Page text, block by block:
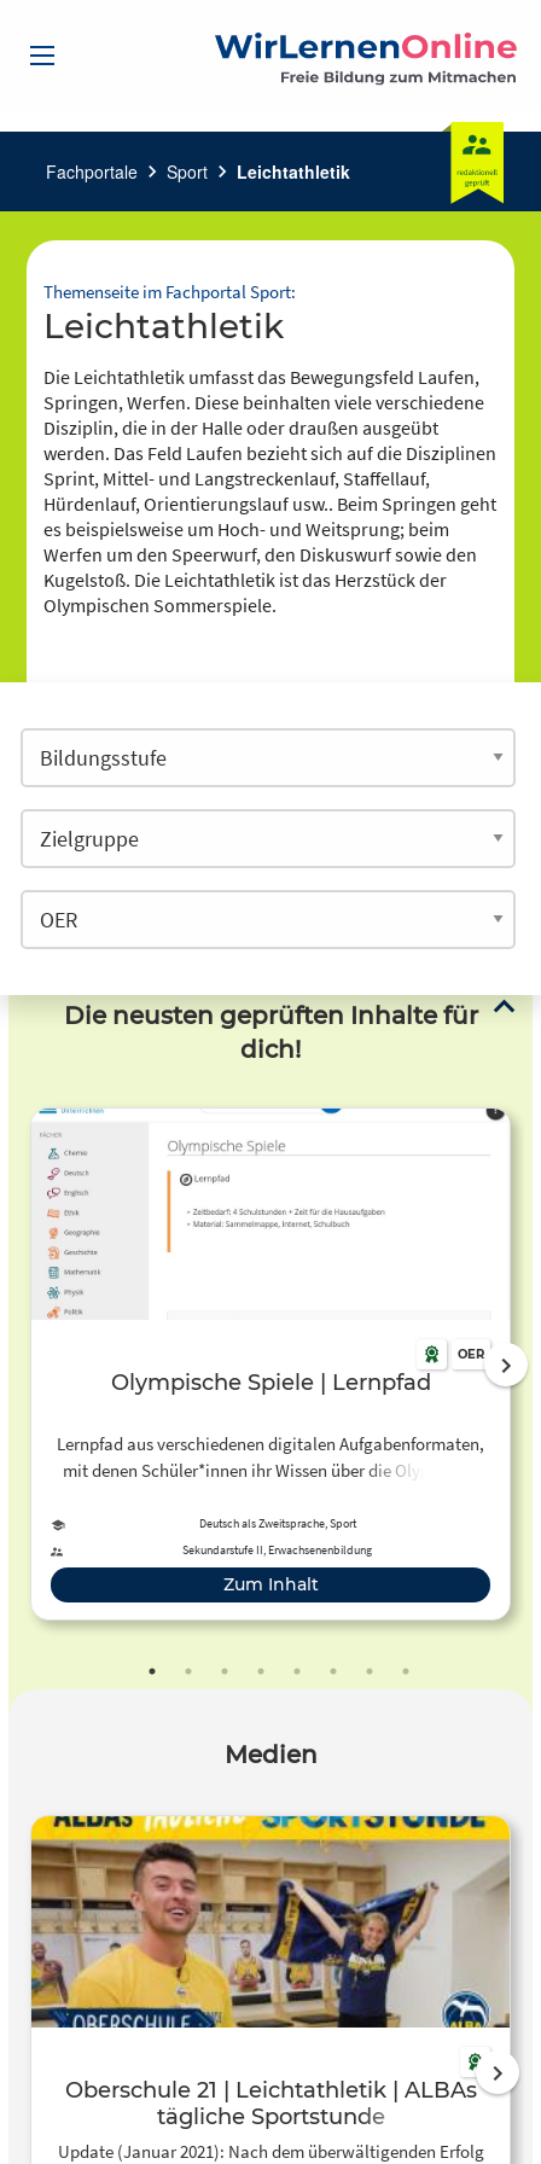
Fachportale chevron_right Sport chevron_right Leichtathletik
Themenseite im Fachportal Sport:
Leichtathletik
Die Leichtathletik umfasst das Bewegungsfeld Laufen,
Springen, Werfen. Diese beinhalten viele verschiedene
Disziplin, die in der Halle oder draußen ausgeübt
werden. Das Feld Laufen bezieht sich auf die Disziplinen
Sprint, Mittel- und Langstreckenlauf, Staffellauf,
Hürdenlauf, Orientierungslauf usw.. Beim Springen geht
es beispielsweise um Hoch- und Weitsprung; beim
Werfen um den Speerwurf, den Diskuswurf sowie den
Kugelstoß. Die Leichtathletik ist das Herzstück der
Olympischen Sommerspiele.
Die neusten geprüften Inhalte für
dich!
OER
Olympische Spiele | Lernpfad
Lernpfad aus verschiedenen digitalen Aufgabenformaten,
mit denen Schüler*innen ihr Wissen über die Olypischen
Deutsch als Zweitsprache, Sport
Sekundarstufe II, Erwachsenenbildung
Zum Inhalt
Medien
Oberschule 21 | Leichtathletik | ALBAs
tägliche Sportstunde
Update (Januar 2021): Nach dem überwältigenden Erfolg